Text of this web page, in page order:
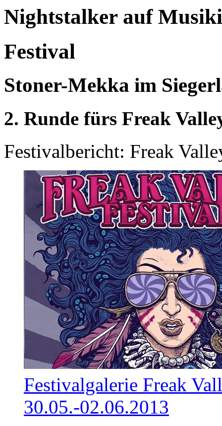
Nightstalkerauf
Festival
Stoner-Mekka im
2. Runde fürs Freak
Festivalbericht: Freak
Festivalgalerie Freak
30.05.-02.06.2013